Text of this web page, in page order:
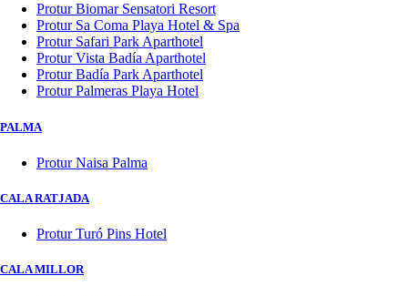
Protur Biomar Sensatori Resort
Protur Sa Coma Playa Hotel & Spa
Protur Safari Park Aparthotel
Protur Vista Badía Aparthotel
Protur Badía Park Aparthotel
Protur Palmeras Playa Hotel
PALMA
Protur Naisa Palma
CALA RATJADA
Protur Turó Pins Hotel
CALA MILLOR